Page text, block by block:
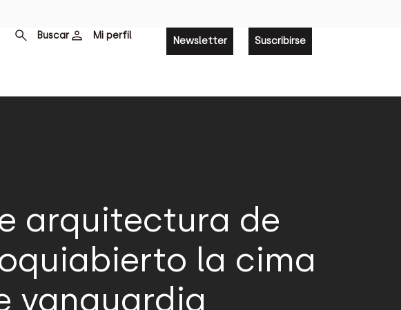
Buscar Mi perfil Newsletter Suscribirse
arquitectura de
la cima
vanguardia